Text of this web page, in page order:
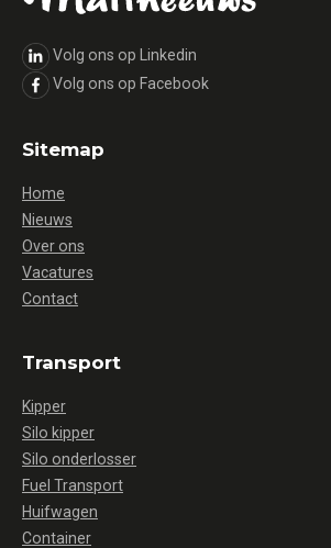
MY TRANSPORT
Volg ons op Linkedin
Volg ons op Facebook
Sitemap
Home
Nieuws
Over ons
Vacatures
Contact
Transport
Kipper
Silo kipper
Silo onderlosser
Fuel Transport
Huifwagen
Container